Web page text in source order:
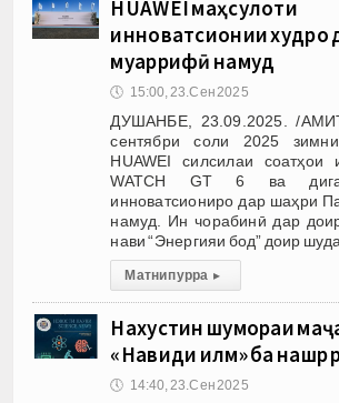
HUAWEI маҳсулоти
инноватсионии худро
муаррифӣ намуд
🕔 15:00, 23.Сен 2025
ДУШАНБЕ, 23.09.2025. /
сентябри соли 2025
HUAWEI силсилаи соатҳои
WATCH GT 6 ва
инноватсиониро дар шаҳри
намуд. Ин чорабинӣ дар
нави “Энергияи бод” доир
Матни пурра ▸
Нахустин шумораи
«Навиди илм» ба нашр
🕔 14:40, 23.Сен 2025